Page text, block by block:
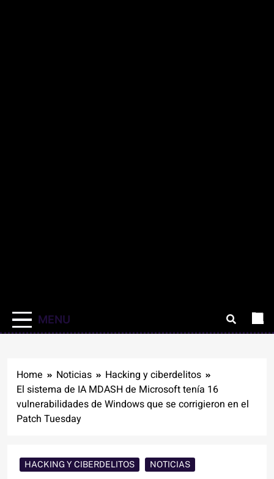
MENU
Home Noticias
Hacking y ciberdelitos
El sistema de IA MDASH de Microsoft tenía 16
vulnerabilidades de Windows que se corrigieron en el
Patch Tuesday
HACKING Y CIBERDELITOS NOTICIAS